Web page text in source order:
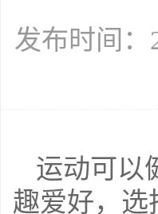
发布时间
运动可以
趣爱好，选